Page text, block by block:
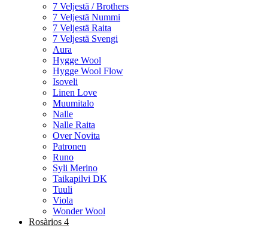
7 Veljestä / Brothers
7 Veljestä Nummi
7 Veljestä Raita
7 Veljestä Svengi
Aura
Hygge Wool
Hygge Wool Flow
Isoveli
Linen Love
Muumitalo
Nalle
Nalle Raita
Over Novita
Patronen
Runo
Syli Merino
Taikapilvi DK
Tuuli
Viola
Wonder Wool
Rosàrios 4